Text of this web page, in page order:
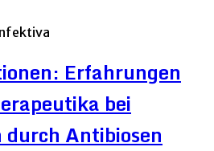
Erfahrungen
bei
Antibiosen